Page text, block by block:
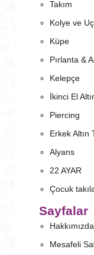
Takım
Kolye ve Uç
Küpe
Pırlanta &
Kelepçe
İkinci El
Piercing
Erkek Altın
Alyans
22 AYAR
Çocuk
Sayfalar
Hakkımızda
Mesafeli